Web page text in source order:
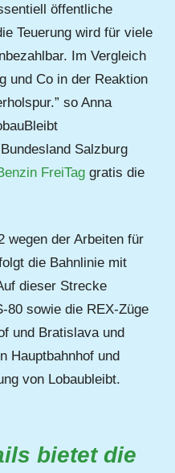
öffentliche
Teuerung wird für viele
Im Vergleich
und Co in der Reaktion
so Anna
Salzburg
FreiTag gratis die
wegen der Arbeiten für
die Bahnlinie mit
dieser Strecke
80 sowie die REX-Züge
und Bratislava und
Hauptbahnhof und
von Lobaubleibt.
bietet die